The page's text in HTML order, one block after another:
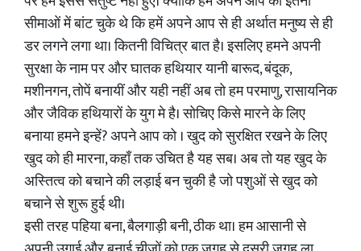
सीमाओं में बांट चुके थे कि हमें अपने आप से ही अर्थात मनुष्य से ही
डर लगने लगा था। कितनी विचित्र बात है। इसलिए हमने अपनी
सुरक्षा के नाम पर और घातक हथियार यानी बारूद, बंदूक,
मशीनगन, तोपें बनायीं और यही नहीं अब तो हम परमाणु, रासायनिक
और जैविक हथियारों के युग मे है। सोचिए किसे मारने के लिए
बनाया हमने इन्हें? अपने आप को । खुद को सुरक्षित रखने के लिए
खुद को ही मारना, कहाँ तक उचित है यह सब। अब तो यह खुद के
अस्तित्व को बचाने की लड़ाई बन चुकी है जो पशुओं से खुद को
बचाने से शुरू हुई थी।
इसी तरह पहिया बना, बैलगाड़ी बनी, ठीक था। हम आसानी से